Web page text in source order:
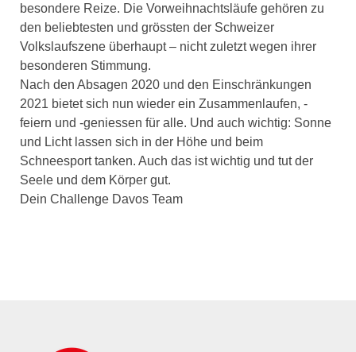
besondere Reize. Die Vorweihnachtsläufe gehören zu
den beliebtesten und grössten der Schweizer
Volkslaufszene überhaupt – nicht zuletzt wegen ihrer
besonderen Stimmung.
Nach den Absagen 2020 und den Einschränkungen
2021 bietet sich nun wieder ein Zusammenlaufen, -
feiern und -geniessen für alle. Und auch wichtig: Sonne
und Licht lassen sich in der Höhe und beim
Schneesport tanken. Auch das ist wichtig und tut der
Seele und dem Körper gut.
Dein Challenge Davos Team